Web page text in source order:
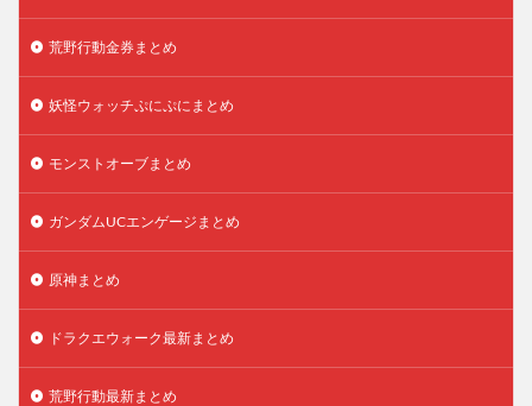
荒野行動金券まとめ
妖怪ウォッチぷにぷにまとめ
モンストオーブまとめ
ガンダムUCエンゲージまとめ
原神まとめ
ドラクエウォーク最新まとめ
荒野行動最新まとめ